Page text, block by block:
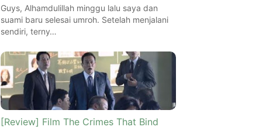
Guys, Alhamdulillah minggu lalu saya dan
suami baru selesai umroh. Setelah menjalani
sendiri, terny…
[Review] Film The Crimes That Bind